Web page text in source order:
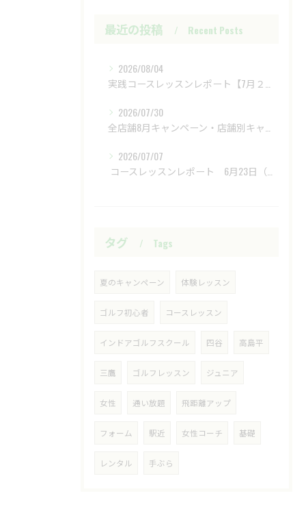
最近の投稿 Recent Posts
2026/08/04
実践コースレッスンレポート【7月２８日（火）富士レイクサイドCC】
2026/07/30
全店舗8月キャンペーン・店舗別キャンペーンもあります
2026/07/07
​ コースレッスンレポート 6月23日（火）新武蔵ヶ丘GC ​
タグ Tags
夏のキャンペーン 体験レッスン
ゴルフ初心者 コースレッスン
インドアゴルフスクール 四谷 高島平
三鷹 ゴルフレッスン ジュニア
女性 通い放題 飛距離アップ
フォーム 駅近 女性コーチ 基礎
レンタル 手ぶら